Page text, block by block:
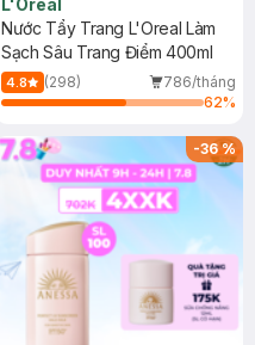
L'Oreal
Nước Tẩy Trang L'Oreal Làm
Sạch Sâu Trang Điểm 400ml
4.8 (298)
786/tháng
62%
-36%